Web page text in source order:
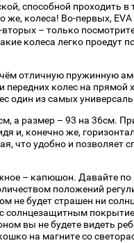
способной проходить в
же, колеса! Во-первых,
– только
колеса легко проедут
отличную пружинную
колес на прямой
один из самых
а размер – 93 на 36см.
и, конечно же,
что удобно и позволяет
– капюшон. Давайте по
положений
будет страшен ни
солнцезащитным
вы не будете видеть
на магните со